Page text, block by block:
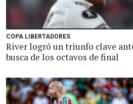
COPA LIBERTADORES
River logró un triunfo clave
busca de los octavos de final